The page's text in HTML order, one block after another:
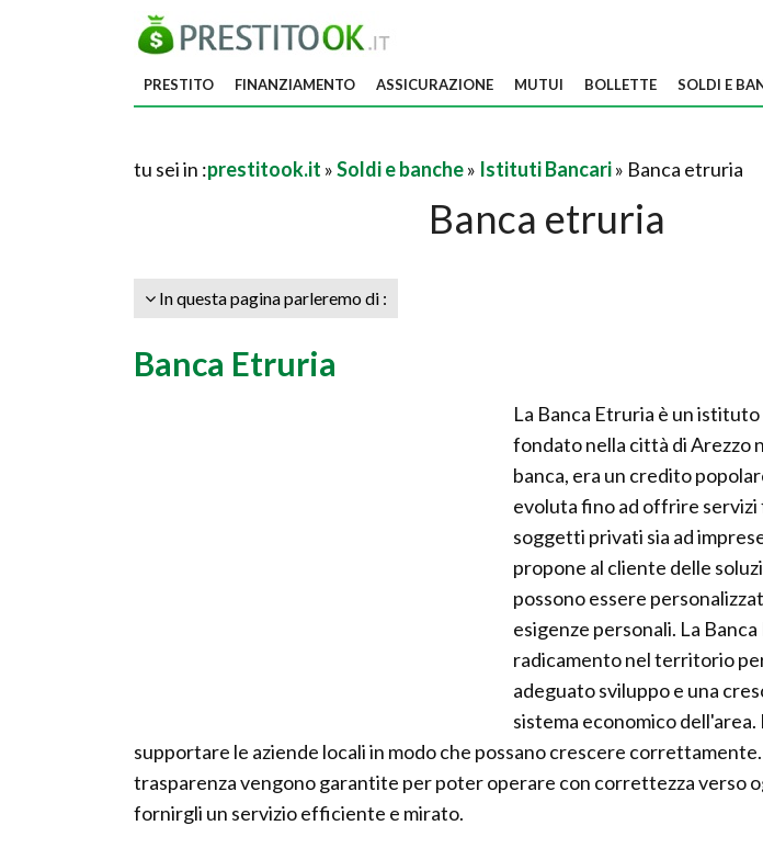
PRESTITO FINANZIAMENTO ASSICURAZIONE MUTUI BOLLETTE SOLDI E
tu sei in :prestitook.it »Soldi e banche» Istituti Bancari» Banca etruria
Banca etruria
In questa pagina parleremo di :
Banca Etruria
La Banca Etruria è un
fondato nella città di Arezzo
banca, era un credito
evoluta fino ad offrire servizi
soggetti privati sia ad
propone al cliente delle
possono essere
esigenze personali. La
radicamento nel territorio
adeguato sviluppo e una
sistema economico
supportare le aziende locali in modo che possano crescere
trasparenza vengono garantite per poter operare con correttezza verso
fornirgli un servizio efficiente e mirato.